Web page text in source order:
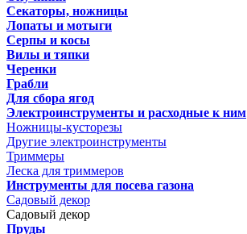
Секаторы, ножницы
Лопаты и мотыги
Серпы и косы
Вилы и тяпки
Черенки
Грабли
Для сбора ягод
Электроинструменты и расходные к ним
Ножницы-кусторезы
Другие электроинструменты
Триммеры
Леска для триммеров
Инструменты для посева газона
Садовый декор
Садовый декор
Пруды